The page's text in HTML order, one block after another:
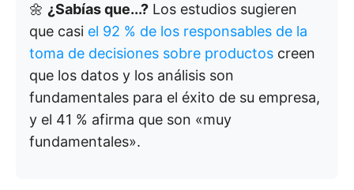
🌼 ¿Sabías que...? Los estudios sugieren
que casi el 92 % de los responsables de la
toma de decisiones sobre productos creen
que los datos y los análisis son
fundamentales para el éxito de su empresa,
y el 41 % afirma que son «muy
fundamentales».